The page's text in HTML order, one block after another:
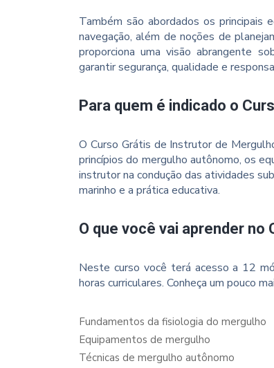
Também são abordados os principais
navegação, além de noções de
proporciona uma visão abrangente
garantir segurança, qualidade e
Para quem é indicado o
O Curso Grátis de Instrutor de
princípios do mergulho autônomo, os
instrutor na condução das atividades
marinho e a prática educativa.
O que você vai aprender
Neste curso você terá acesso a 12
horas curriculares. Conheça um pouco
Fundamentos da fisiologia do mergulho
Equipamentos de mergulho
Técnicas de mergulho autônomo